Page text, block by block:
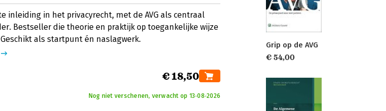
inleiding in het privacyrecht, met de AVG als centraal
Bestseller die theorie en praktijk op toegankelijke wijze
als startpunt én naslagwerk.
€ 18,50
Nog niet verschenen, verwacht op 13‑08‑2026
Grip op de AVG
€ 54,00